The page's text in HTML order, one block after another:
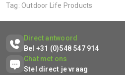
Tag: Outdoor Life Products
Direct antwoord
Bel +31 (0)548 547 914
Chat met ons
Stel direct je vraag